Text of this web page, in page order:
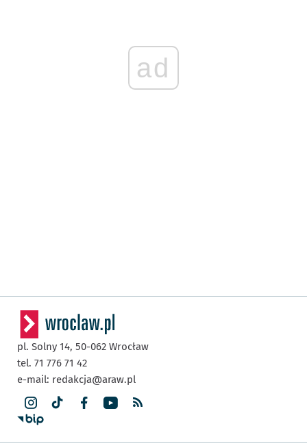
ad
pl. Solny 14, 50-062 Wrocław
tel. 71 776 71 42
e-mail: redakcja@araw.pl